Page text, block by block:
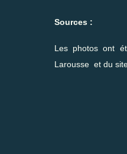
Sources :
Les photos ont
Larousse et du